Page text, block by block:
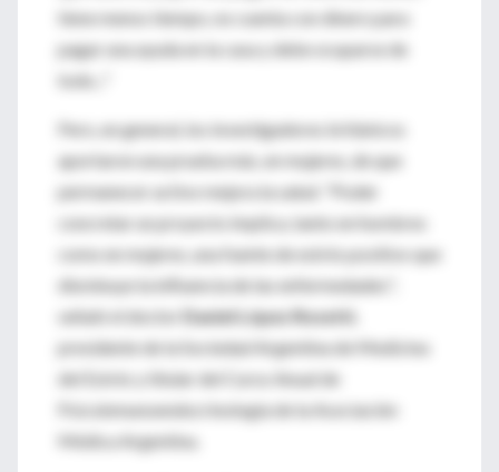
tiene menos tiempo, no cuenta con dinero para
pagar una ayuda en la casa y debe ocuparse de
todo..."
Pero, en general, los investigadores británicos
aportaron una prueba más, en mujeres, de que
permanecer activo mejora la salud. "Poder
concretar un proyecto implica, tanto en hombres
como en mujeres, una fuente de estrés positivo que
disminuye la influencia de las enfermedades",
señaló el doctor
Daniel López Rosetti
presidente de la Sociedad Argentina de Medicina
del Estrés y titular del Curso Anual de
Psicoinmunoendocrinología de la Asociación
Médica Argentina.